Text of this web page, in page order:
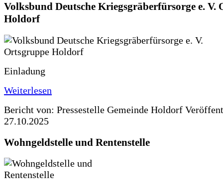
Volksbund Deutsche Kriegsgräberfürsorge e. V.
Holdorf
Einladung
Weiterlesen
Bericht von: Pressestelle Gemeinde Holdorf
27.10.2025
Wohngeldstelle und Rentenstelle